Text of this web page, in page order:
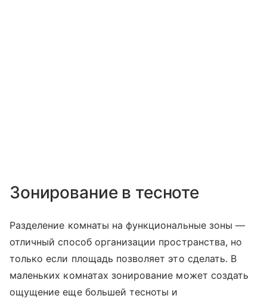
Зонирование в тесноте
Разделение комнаты на функциональные зоны —
отличный способ организации пространства, но
только если площадь позволяет это сделать. В
маленьких комнатах зонирование может создать
ощущение еще большей тесноты и